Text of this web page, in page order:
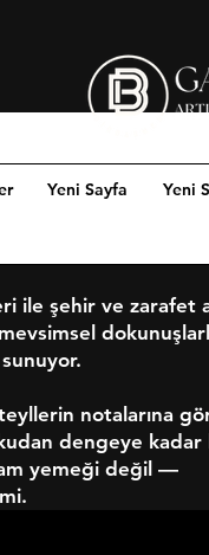
Yeni Sayfa Yeni
ile şehir ve zarafet
notalarına
dengeye kadar
yemeği değil —